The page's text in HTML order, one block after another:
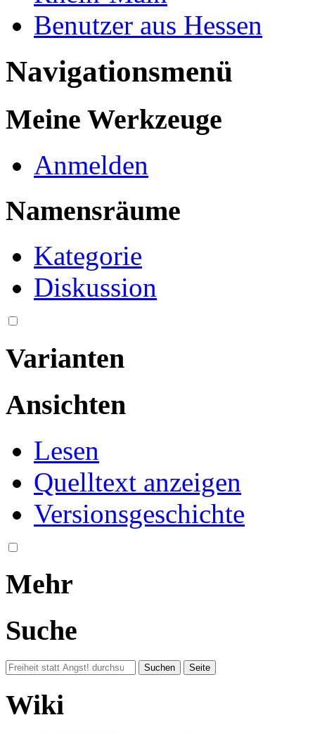
Benutzer aus Hessen
Navigationsmenü
Meine Werkzeuge
Anmelden
Namensräume
Kategorie
Diskussion
Varianten
Ansichten
Lesen
Quelltext anzeigen
Versionsgeschichte
Mehr
Suche
Wiki